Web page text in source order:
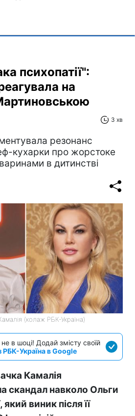
психопатії":
на
3 хв
резонанс
кухарки про жорстоке
в дитинстві
(колаж РБК-Україна)
в шоці! Додай змісту своїй
РБК-Україна в Google
Камалія
скандал навколо Ольги
виник після її